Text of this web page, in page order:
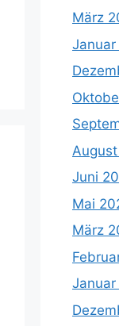
März
Juni
Mai
März